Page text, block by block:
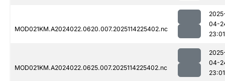
MOD021KM.A2024022.0620.007.2025114225402.nc
04-
23:01
MOD021KM.A2024022.0625.007.2025114225402.nc
04-
23:01